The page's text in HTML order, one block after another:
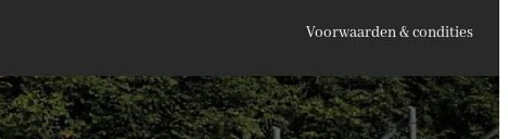
Voorwaarden & condities